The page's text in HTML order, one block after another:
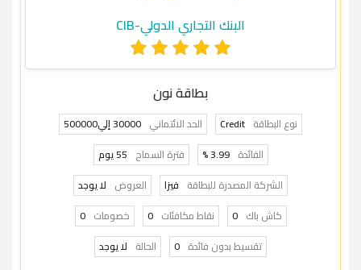
البنك التجاري الدولي-CIB
بطاقة نون
نوع البطاقة Credit الحد الائتماني 30000 إلي500000
الفائدة 3.99 % فترة السماح 55 يوم
الشركة المصدرة للبطاقة فيزا العروض لا يوجد
كاش باك 0 نقاط مكافئات 0 خصومات 0
تقسيط بدون فائدة 0 الحالة لا يوجد